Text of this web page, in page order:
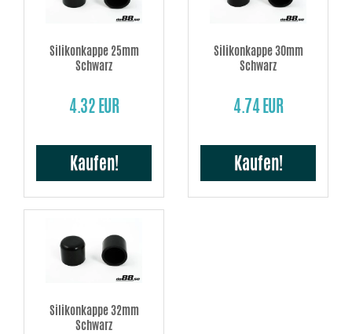
Silikonkappe 25mm
Schwarz
4.32 EUR
Kaufen!
Silikonkappe 30mm
Schwarz
4.74 EUR
Kaufen!
Silikonkappe 32mm
Schwarz